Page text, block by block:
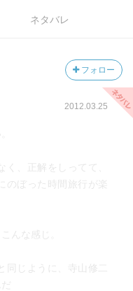
ネタバレ
フォロー
2012.03.25
く、正解をしってて、
のぼった時間旅行が楽
んな感じ。
同じように、寺山修二